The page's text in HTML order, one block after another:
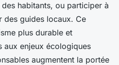
habitants, ou participer à
des guides locaux. Ce
plus durable et
aux enjeux écologiques
augmentent la portée